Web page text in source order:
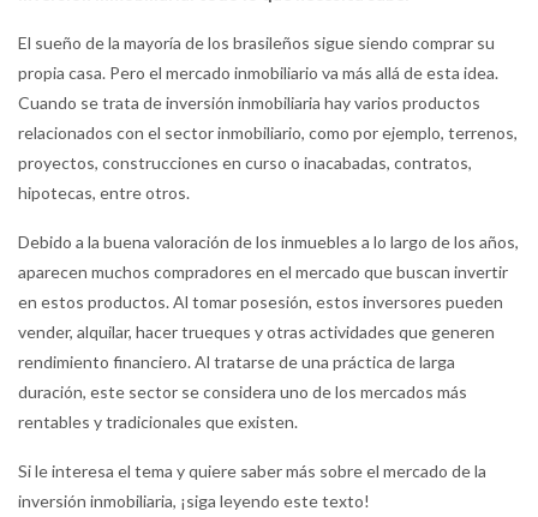
El sueño de la mayoría de los brasileños sigue siendo comprar su
propia casa. Pero el mercado inmobiliario va más allá de esta idea.
Cuando se trata de inversión inmobiliaria hay varios productos
relacionados con el sector inmobiliario, como por ejemplo, terrenos,
proyectos, construcciones en curso o inacabadas, contratos,
hipotecas, entre otros.
Debido a la buena valoración de los inmuebles a lo largo de los años,
aparecen muchos compradores en el mercado que buscan invertir
en estos productos. Al tomar posesión, estos inversores pueden
vender, alquilar, hacer trueques y otras actividades que generen
rendimiento financiero. Al tratarse de una práctica de larga
duración, este sector se considera uno de los mercados más
rentables y tradicionales que existen.
Si le interesa el tema y quiere saber más sobre el mercado de la
inversión inmobiliaria, ¡siga leyendo este texto!